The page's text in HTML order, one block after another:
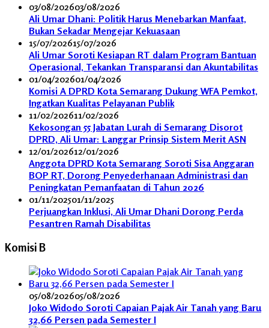
03/08/202603/08/2026
Ali Umar Dhani: Politik Harus Menebarkan Manfaat,
Bukan Sekadar Mengejar Kekuasaan
15/07/202615/07/2026
Ali Umar Soroti Kesiapan RT dalam Program Bantuan
Operasional, Tekankan Transparansi dan Akuntabilitas
01/04/202601/04/2026
Komisi A DPRD Kota Semarang Dukung WFA Pemkot,
Ingatkan Kualitas Pelayanan Publik
11/02/202611/02/2026
Kekosongan 55 Jabatan Lurah di Semarang Disorot
DPRD, Ali Umar: Langgar Prinsip Sistem Merit ASN
12/01/202612/01/2026
Anggota DPRD Kota Semarang Soroti Sisa Anggaran
BOP RT, Dorong Penyederhanaan Administrasi dan
Peningkatan Pemanfaatan di Tahun 2026
01/11/202501/11/2025
Perjuangkan Inklusi, Ali Umar Dhani Dorong Perda
Pesantren Ramah Disabilitas
Komisi B
05/08/202605/08/2026
Joko Widodo Soroti Capaian Pajak Air Tanah yang Baru
32,66 Persen pada Semester I